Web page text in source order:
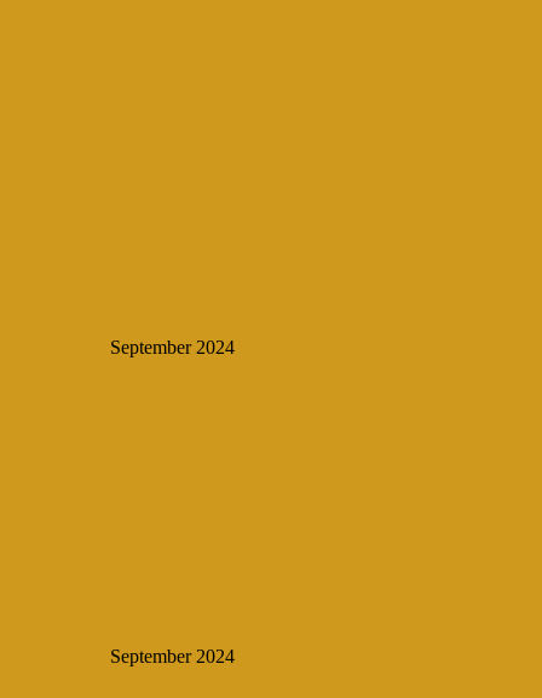
September 2024
September 2024